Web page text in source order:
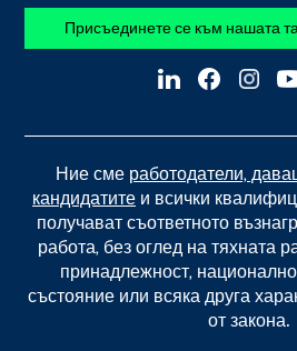
Присъединете се към нашата
Ние сме работодатели,
кандидатите и всички
получават съответното
работа, без оглед на тяхната
принадлежност,
състояние или всяка друга
от закона.